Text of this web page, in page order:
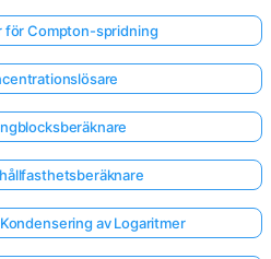
för Compton-spridning
av Logaritmer